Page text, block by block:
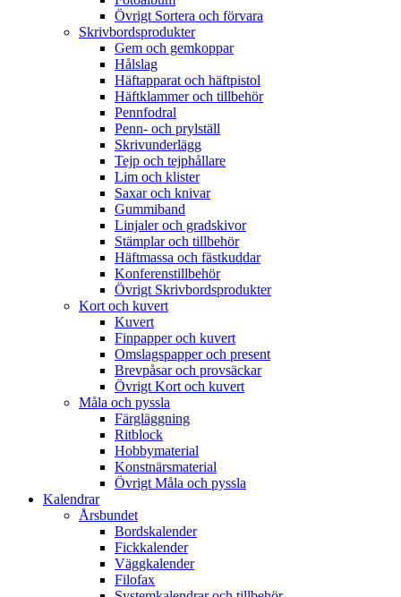
Övrigt Sortera och förvara
Skrivbordsprodukter
Gem och gemkoppar
Hålslag
Häftapparat och häftpistol
Häftklammer och tillbehör
Pennfodral
Penn- och prylställ
Skrivunderlägg
Tejp och tejphållare
Lim och klister
Saxar och knivar
Gummiband
Linjaler och gradskivor
Stämplar och tillbehör
Häftmassa och fästkuddar
Konferenstillbehör
Övrigt Skrivbordsprodukter
Kort och kuvert
Kuvert
Finpapper och kuvert
Omslagspapper och present
Brevpåsar och provsäckar
Övrigt Kort och kuvert
Måla och pyssla
Färgläggning
Ritblock
Hobbymaterial
Konstnärsmaterial
Övrigt Måla och pyssla
Kalendrar
Årsbundet
Bordskalender
Fickkalender
Väggkalender
Filofax